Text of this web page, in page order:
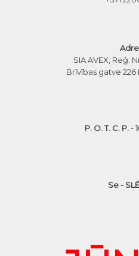
SIA AVEX, Reģ.
Brīvības gatve 226
P. O. T. C. P. -
Se -